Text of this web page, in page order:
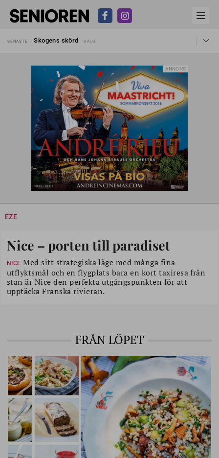
SENASTE
Skogens skörd
8 AUG
Kravet: Nu måste 65-årsgränsen bort
30 JUL
Dom öppnar för rätt till garantipension
30 JUL
Snart kan telefonförsäljning förbjudas i Sverige
Hyror rusar ifrån äldres bostadstillägg
28 JUL
Skogens skörd 8 AUG
ANNONS
EZE
Nice – porten till paradiset
NICE Med sitt strategiska läge med många fina
utflyktsmål och en flygplats bara en kort taxiresa från
stan är Nice den perfekta utgångspunkten för att
upptäcka Franska rivieran.
FRÅN LÖPET